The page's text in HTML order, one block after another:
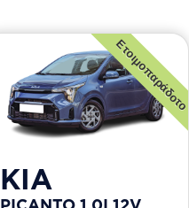
Ετοιμοπαράδοτο
KIA